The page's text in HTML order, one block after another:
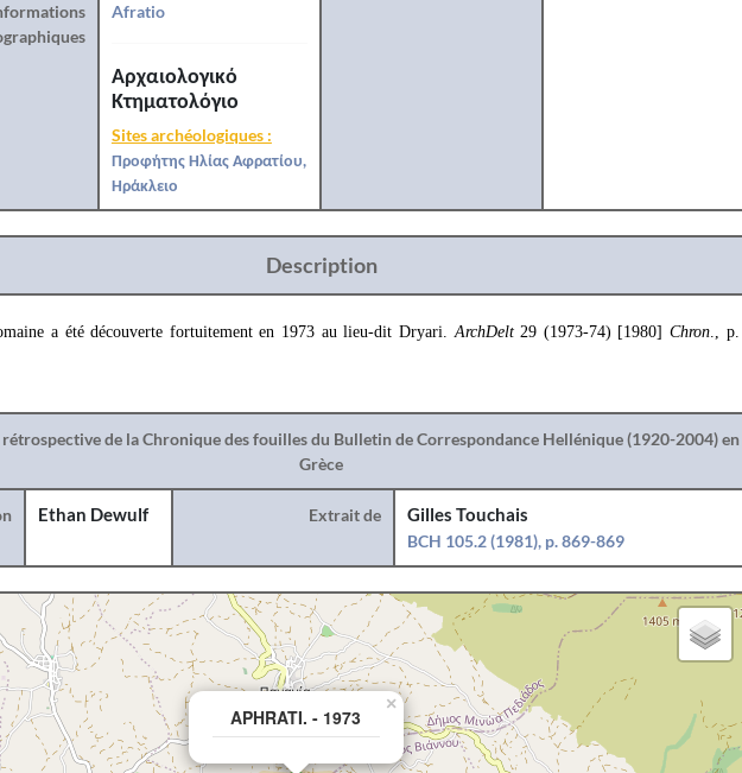
Afratio
Αρχαιολογικό
Κτηματολόγιο
Sites archéologiques :
Προφήτης Ηλίας Αφρατίου,
Ηράκλειο
Description
a été découverte fortuitement en 1973 au lieu-dit Dryari.ArchDelt29 (1973-74) [1980]Chron., p.
rétrospective de la Chronique des fouilles du Bulletin de Correspondance Hellénique (1920-2004) en
Grèce
Ethan Dewulf Extrait de
Gilles Touchais
BCH 105.2 (1981), p. 869-869
APHRATI. - 1973
×